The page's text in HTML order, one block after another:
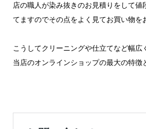
店の職人が染み抜きのお見積りをして値
てますのでその点をよく見てお買い物を
こうしてクリーニングや仕立てなど幅広
当店のオンラインショップの最大の特徴